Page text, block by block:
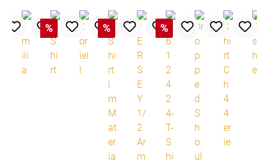
% % %